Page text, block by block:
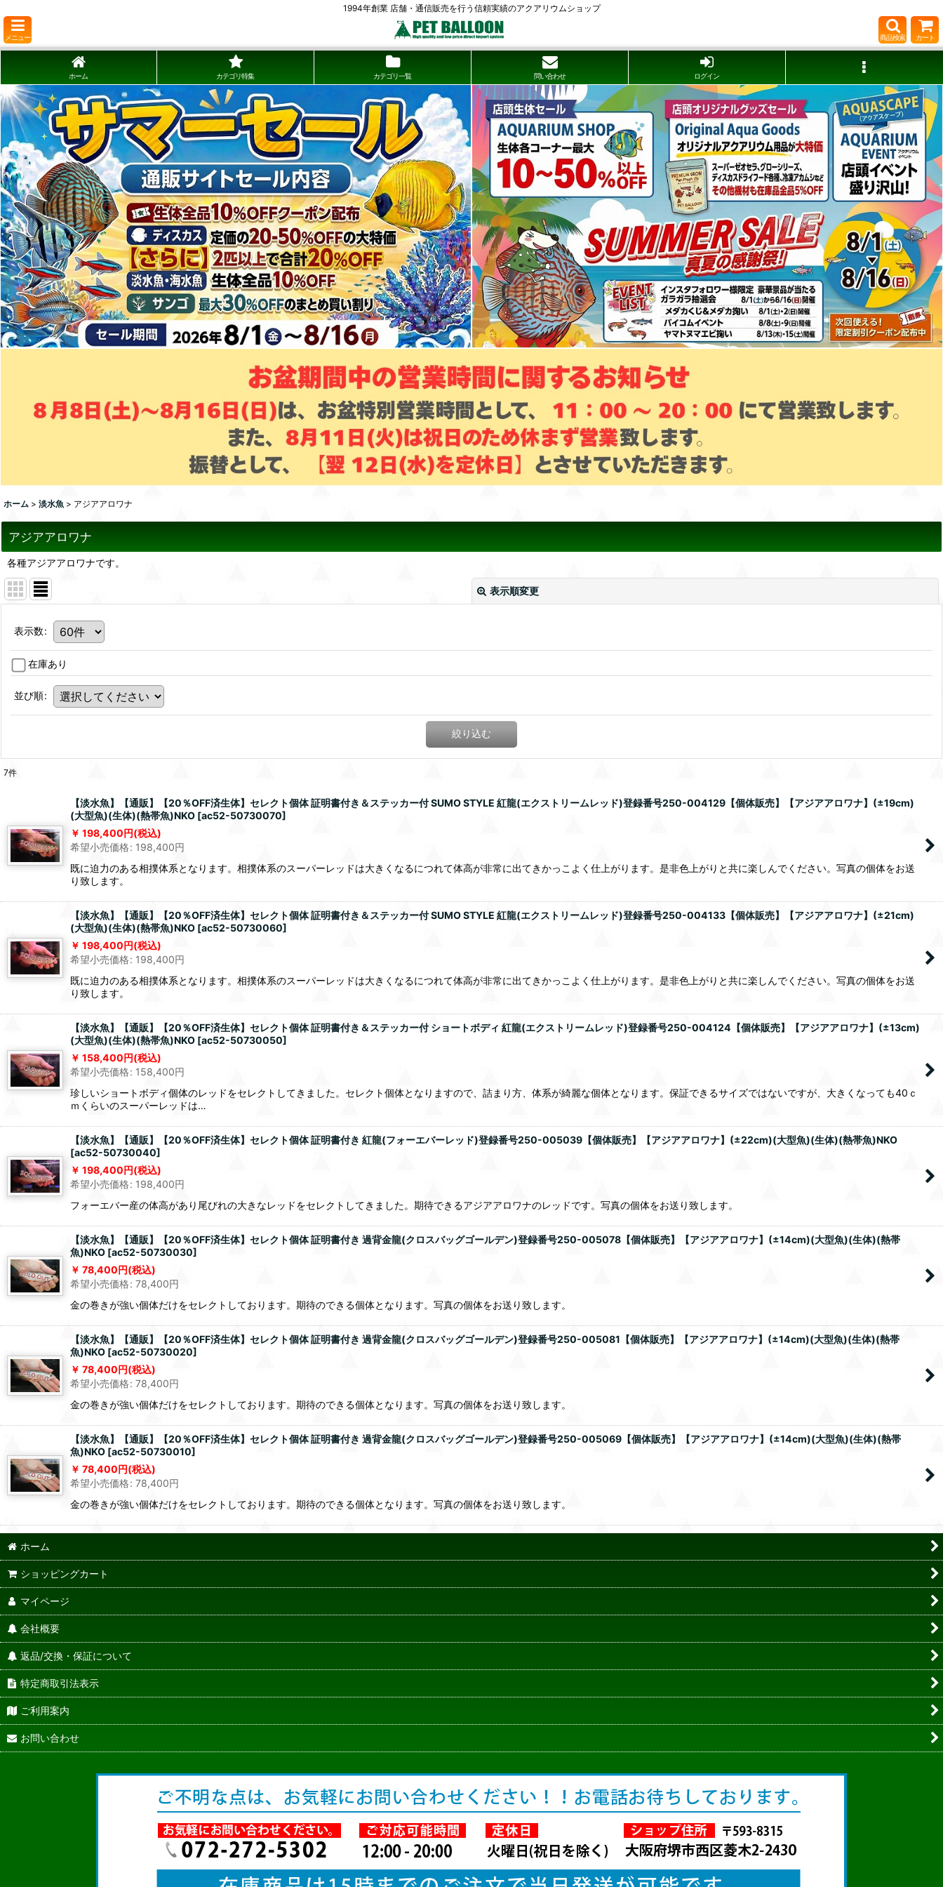
1994年創業 店舗・通信販売を行う信頼実績のアクアリウムショップ
メニュー 商品検索 カート
ホーム カテゴリ特集 カテゴリ一覧 問い合わせ ログイン
ホーム > 淡水魚 > アジアアロワナ
アジアアロワナ
各種アジアアロワナです。
表示順変更
表示数:
在庫あり
並び順:
絞り込む
7件
【淡水魚】【通販】【20％OFF済生体】セレクト個体 証明書付き＆ステッカー付 SUMO STYLE 紅龍(エクストリームレッド)登録番号250-004129【個体販売】【アジアアロワナ】(±19cm)
(大型魚)(生体)(熱帯魚)NKO [ac52-50730070]
198,400円(税込)
希望小売価格: 198,400円
既に迫力のある相撲体系となります。相撲体系のスーパーレッドは大きくなるにつれて体高が非常に出てきかっこよく仕上がります。是非色上がりと共に楽しんでください。写真の個体をお送
り致します。
【淡水魚】【通販】【20％OFF済生体】セレクト個体 証明書付き＆ステッカー付 SUMO STYLE 紅龍(エクストリームレッド)登録番号250-004133【個体販売】【アジアアロワナ】(±21cm)
(大型魚)(生体)(熱帯魚)NKO [ac52-50730060]
198,400円(税込)
希望小売価格: 198,400円
既に迫力のある相撲体系となります。相撲体系のスーパーレッドは大きくなるにつれて体高が非常に出てきかっこよく仕上がります。是非色上がりと共に楽しんでください。写真の個体をお送
り致します。
【淡水魚】【通販】【20％OFF済生体】セレクト個体 証明書付き＆ステッカー付 ショートボディ 紅龍(エクストリームレッド)登録番号250-004124【個体販売】【アジアアロワナ】(±13cm)
(大型魚)(生体)(熱帯魚)NKO [ac52-50730050]
158,400円(税込)
希望小売価格: 158,400円
珍しいショートボディ個体のレッドをセレクトしてきました。セレクト個体となりますので、詰まり方、体系が綺麗な個体となります。保証できるサイズではないですが、大きくなっても40ｃ
ｍくらいのスーパーレッドは…
【淡水魚】【通販】【20％OFF済生体】セレクト個体 証明書付き 紅龍(フォーエバーレッド)登録番号250-005039【個体販売】【アジアアロワナ】(±22cm)(大型魚)(生体)(熱帯魚)NKO
[ac52-50730040]
198,400円(税込)
希望小売価格: 198,400円
フォーエバー産の体高があり尾びれの大きなレッドをセレクトしてきました。期待できるアジアアロワナのレッドです。写真の個体をお送り致します。
【淡水魚】【通販】【20％OFF済生体】セレクト個体 証明書付き 過背金龍(クロスバッグゴールデン)登録番号250-005078【個体販売】【アジアアロワナ】(±14cm)(大型魚)(生体)(熱帯
魚)NKO [ac52-50730030]
78,400円(税込)
希望小売価格: 78,400円
金の巻きが強い個体だけをセレクトしております。期待のできる個体となります。写真の個体をお送り致します。
【淡水魚】【通販】【20％OFF済生体】セレクト個体 証明書付き 過背金龍(クロスバッグゴールデン)登録番号250-005081【個体販売】【アジアアロワナ】(±14cm)(大型魚)(生体)(熱帯
魚)NKO [ac52-50730020]
78,400円(税込)
希望小売価格: 78,400円
金の巻きが強い個体だけをセレクトしております。期待のできる個体となります。写真の個体をお送り致します。
【淡水魚】【通販】【20％OFF済生体】セレクト個体 証明書付き 過背金龍(クロスバッグゴールデン)登録番号250-005069【個体販売】【アジアアロワナ】(±14cm)(大型魚)(生体)(熱帯
魚)NKO [ac52-50730010]
78,400円(税込)
希望小売価格: 78,400円
金の巻きが強い個体だけをセレクトしております。期待のできる個体となります。写真の個体をお送り致します。
ホーム
ショッピングカート
マイページ
会社概要
返品/交換・保証について
特定商取引法表示
ご利用案内
お問い合わせ